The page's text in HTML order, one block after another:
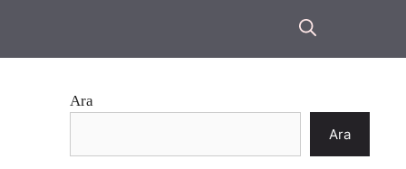
Ara
Ara